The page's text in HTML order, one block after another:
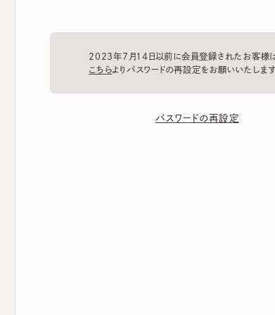
2023年7月14日以前に会員登録されたお客様は、
パスワードの再設定